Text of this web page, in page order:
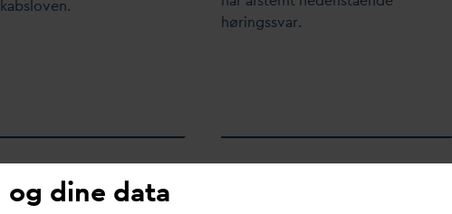
høringssvar.
og dine data